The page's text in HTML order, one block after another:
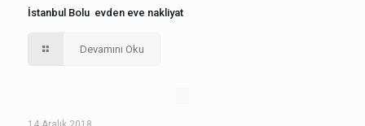
İstanbul Bolu evden eve nakliyat
Devamını Oku